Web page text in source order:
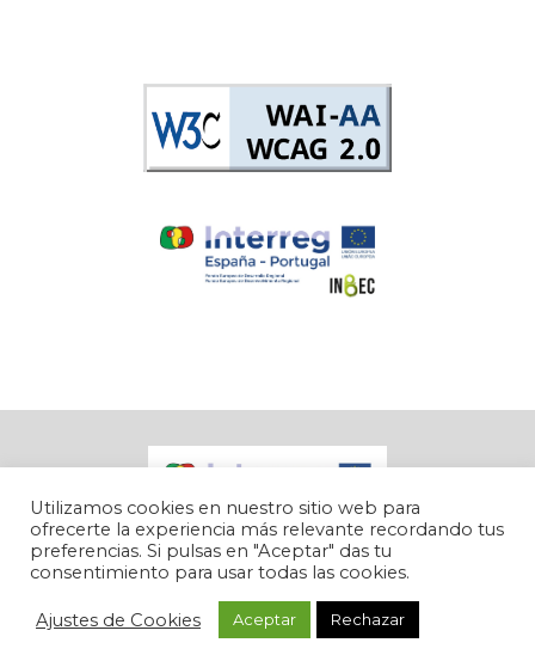
|Lucha contra el fraude| Diseñado por
Utilizamos cookies en nuestro sitio web para
ofrecerte la experiencia más relevante recordando tus
preferencias. Si pulsas en "Aceptar" das tu
consentimiento para usar todas las cookies.
Ajustes de Cookies Aceptar Rechazar